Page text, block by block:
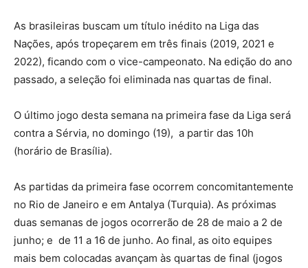
As brasileiras buscam um título inédito na Liga das
Nações, após tropeçarem em três finais (2019, 2021 e
2022), ficando com o vice-campeonato. Na edição do ano
passado, a seleção foi eliminada nas quartas de final.
O último jogo desta semana na primeira fase da Liga será
contra a Sérvia, no domingo (19), a partir das 10h
(horário de Brasília).
As partidas da primeira fase ocorrem concomitantemente
no Rio de Janeiro e em Antalya (Turquia). As próximas
duas semanas de jogos ocorrerão de 28 de maio a 2 de
junho; e de 11 a 16 de junho. Ao final, as oito equipes
mais bem colocadas avançam às quartas de final (jogos